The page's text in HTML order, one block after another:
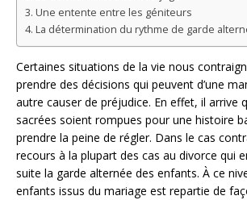
Une entente entre les géniteurs
La détermination du rythme de garde
Certaines situations de la vie nous
prendre des décisions qui peuvent d’une
autre causer de préjudice. En effet, il arrive
sacrées soient rompues pour une histoire
prendre la peine de régler. Dans le cas
recours à la plupart des cas au divorce qui
suite la garde alternée des enfants. À ce
enfants issus du mariage est repartie de